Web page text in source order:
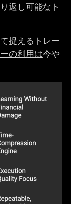
返し可能なト
捉えるトレー
の利用は今や